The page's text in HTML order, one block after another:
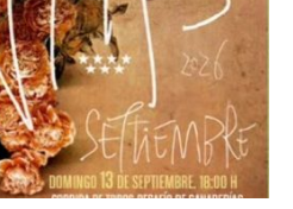
. Soy y seré foiero
Vicente Ruiz, el Soro.
de Foios por todos los rincones